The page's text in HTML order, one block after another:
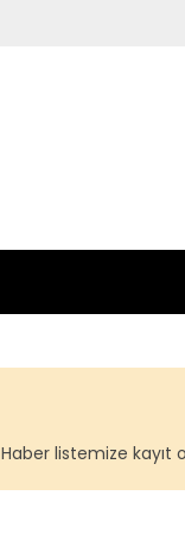
Haber listemize kayıt